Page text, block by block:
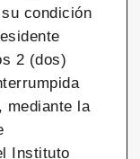
condición
2 (dos)
mediante la
Instituto